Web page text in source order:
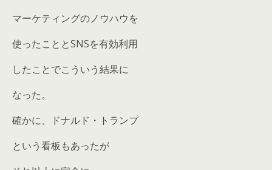
マーケティングのノウハウを
使ったこととSNSを有効利用
したことでこういう結果に
なった。
確かに、ドナルド・トランプ
という看板もあったが